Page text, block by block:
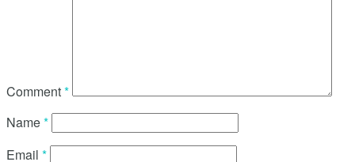
Comment*
Name*
Email *